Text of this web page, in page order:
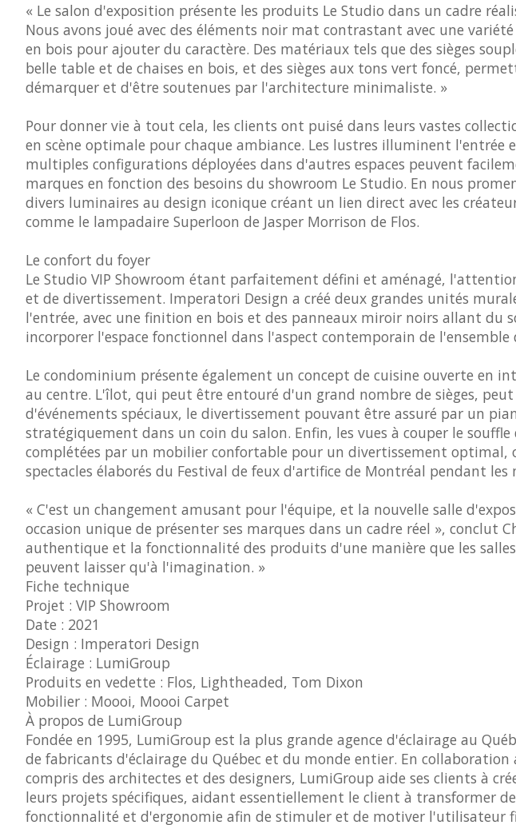
« Le salon d'exposition présente les produits Le Studio dans un cadre
Nous avons joué avec des éléments noir mat contrastant avec une
en bois pour ajouter du caractère. Des matériaux tels que des sièges
belle table et de chaises en bois, et des sièges aux tons vert foncé,
démarquer et d'être soutenues par l'architecture minimaliste. »
Pour donner vie à tout cela, les clients ont puisé dans leurs vastes
en scène optimale pour chaque ambiance. Les lustres illuminent l'entrée
multiples configurations déployées dans d'autres espaces peuvent
marques en fonction des besoins du showroom Le Studio. En nous
divers luminaires au design iconique créant un lien direct avec les
comme le lampadaire Superloon de Jasper Morrison de Flos.
Le confort du foyer
Le Studio VIP Showroom étant parfaitement défini et aménagé,
et de divertissement. Imperatori Design a créé deux grandes unités
l'entrée, avec une finition en bois et des panneaux miroir noirs allant du
incorporer l'espace fonctionnel dans l'aspect contemporain de
Le condominium présente également un concept de cuisine ouverte en
au centre. L'îlot, qui peut être entouré d'un grand nombre de sièges,
d'événements spéciaux, le divertissement pouvant être assuré par un
stratégiquement dans un coin du salon. Enfin, les vues à couper le
complétées par un mobilier confortable pour un divertissement optimal,
spectacles élaborés du Festival de feux d'artifice de Montréal pendant les
« C'est un changement amusant pour l'équipe, et la nouvelle salle
occasion unique de présenter ses marques dans un cadre réel », conclut
authentique et la fonctionnalité des produits d'une manière que les
peuvent laisser qu'à l'imagination. »
Fiche technique
Projet : VIP Showroom
Date : 2021
Design : Imperatori Design
Éclairage : LumiGroup
Produits en vedette : Flos, Lightheaded, Tom Dixon
Mobilier : Moooi, Moooi Carpet
À propos de LumiGroup
Fondée en 1995, LumiGroup est la plus grande agence d'éclairage au
de fabricants d'éclairage du Québec et du monde entier. En collaboration
compris des architectes et des designers, LumiGroup aide ses clients à
leurs projets spécifiques, aidant essentiellement le client à transformer
fonctionnalité et d'ergonomie afin de stimuler et de motiver l'utilisateur